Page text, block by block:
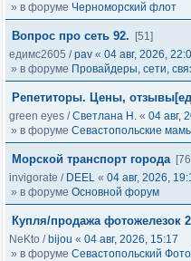
» в форуме Черноморский флот
Вопрос про сеть 92.
[51]
едимс2605 /pav « 04 авг, 2026,
» в форуме Провайдеры, сети,
Репетиторы. Цены,
green eyes /Светлана Н. « 04 авг,
» в форуме Севастопольские
Морской транспорт города
invigorate / DEEL « 04 авг, 2026,
» в форуме Основной форум
Купля/продажа фотожелезок 2
NeKto / bijou « 04 авг, 2026, 15:17
» в форуме Севастопольский